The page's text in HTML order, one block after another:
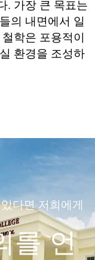
. 가장 큰 목표는
의 내면에서 일
학은 포용적이
환경을 조성하
다면 저희에게
를 언